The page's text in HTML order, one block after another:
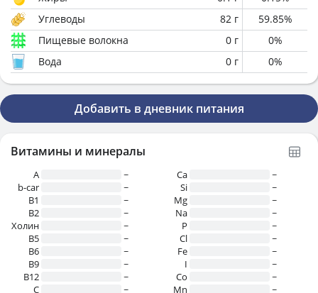
Углеводы
82 г 59.85%
Пищевые волокна
0 г 0%
Вода
0 г 0%
Добавить в дневник питания
Витамины и минералы
A
~
b-car
~
В1
~
B2
~
Холин
~
B5
~
B6
~
B9
~
B12
~
C
~
Ca
~
Si
~
Mg
~
Na
~
P
~
Cl
~
Fe
~
I
~
Co
~
Mn
~